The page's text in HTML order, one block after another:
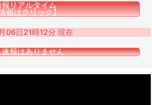
報リアルタイム
報はクリック】
06日21時12分 現在
報はありません